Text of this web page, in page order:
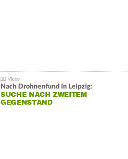
Nach Drohnenfund in Leipzig:
SUCHE NACH ZWEITEM
GEGENSTAND